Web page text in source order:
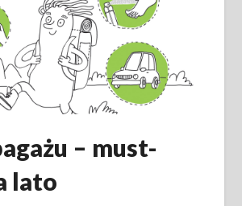
– must-
lato